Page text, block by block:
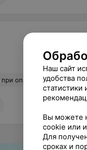
карта "Мила" при оплате товаров, при этом
Наш сайт
удобства
статистики
Вы можете
cookie или
Для
сроках и